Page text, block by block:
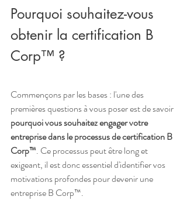
Pourquoi souhaitez-vous
obtenir la certification B
Corp™ ?
Commençons par les bases : l'une des
premières questions à vous poser est de savoir
pourquoi vous souhaitez engager votre
entreprise dans le processus de certification B
Corp™. Ce processus peut être long et
exigeant, il est donc essentiel d'identifier vos
motivations profondes pour devenir une
entreprise B Corp™.